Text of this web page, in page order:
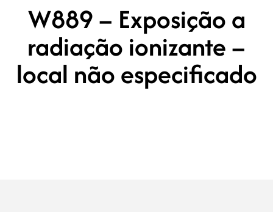
W889 – Exposição a
radiação ionizante –
local não especificado